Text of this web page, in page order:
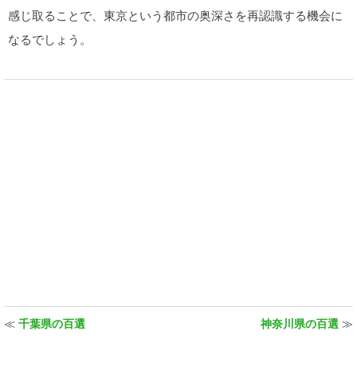
感じ取ることで、東京という都市の奥深さを再認識する機会に
なるでしょう。
≪ 千葉県の百選 神奈川県の百選 ≫